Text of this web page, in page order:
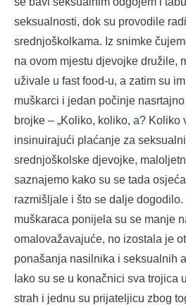
seksualnosti, dok su provodile
srednjoškolkama. Iz snimke
na ovom mjestu djevojke družile,
uživale u fast food-u, a zatim su
muškarci i jedan počinje
brojke – „Koliko, koliko, a? Koliko
insinuirajući plaćanje za
srednjoškolske djevojke,
saznajemo kako su se tada
razmišljale i što se dalje
muškaraca ponijela su se manje
omalovažavajuće, no izostala je
ponašanja nasilnika i seksualnih
Iako su se u konačnici sva trojica
strah i jednu su prijateljicu zbog